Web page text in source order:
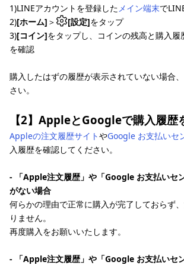
1)LINEアカウントを登録したメイン端末で
2)[ホーム] ＞ [設定]をタップ
3)[コイン]をタップし、コインの残高と購入履
を確認
購入したはずの履歴が表示されていない場合
さい。
【2】AppleとGoogleで購入履歴
Appleの注文履歴サイトやGoogle お支払いセ
入履歴を確認してください。
- 「Apple注文履歴」や「Google お支払いセ
がない場合
何らかの理由で正常に購入が完了しておらず
りません。
再度購入をお願いいたします。
- 「Apple注文履歴」や「Google お支払いセ